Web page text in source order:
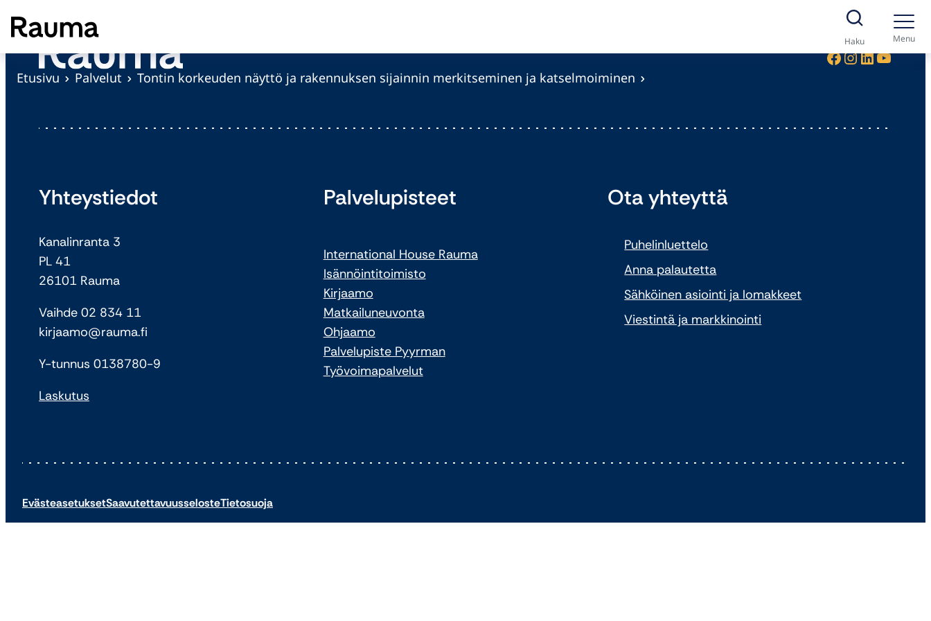
S
i
Haku Menu
Etusivu Palvelut Tontin korkeuden näyttö ja rakennuksen sijainnin merkitseminen ja katselmoiminen
Facebook InstagramLinkedIn YouTube
Yhteystiedot
Kanalinranta 3
PL 41
26101 Rauma
Vaihde 02 834 11
kirjaamo@rauma.fi
Y-tunnus 0138780-9
Laskutus
Palvelupisteet
International House Rauma
Isännöintitoimisto
Kirjaamo
Matkailuneuvonta
Ohjaamo
Palvelupiste Pyyrman
Työvoimapalvelut
Ota yhteyttä
Puhelinluettelo
Anna palautetta
Sähköinen asiointi ja lomakkeet
Viestintä ja markkinointi
EvästeasetuksetSaavutettavuusselosteTietosuoja